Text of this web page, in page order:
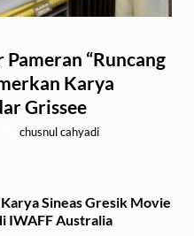
“Runcang
Karya
Grissee
chusnul cahyadi
Sineas Gresik Movie
IWAFF Australia